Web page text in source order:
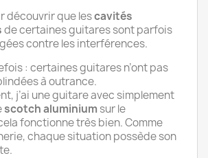
découvrir que lescavités
de certaines guitares sont parfois
contre les interférences.
: certaines guitares n’ont pas
à outrance.
j’ai une guitare avec simplement
scotch aluminium sur le
fonctionne très bien. Comme
chaque situation possède son